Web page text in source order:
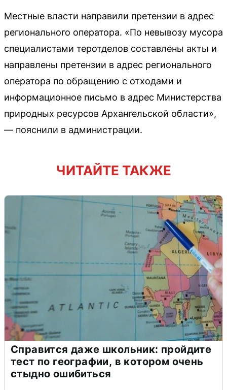
Местные власти направили претензии в адрес
регионального оператора. «По невывозу мусора
специалистами теротделов составлены акты и
направлены претензии в адрес регионального
оператора по обращению с отходами и
информационное письмо в адрес Министерства
природных ресурсов Архангельской области»,
— пояснили в администрации.
ЧИТАЙТЕ ТАКЖЕ
Справится даже школьник: пройдите
тест по географии, в котором очень
стыдно ошибиться